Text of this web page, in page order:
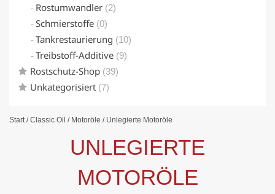
Rostumwandler (2)
Schmierstoffe (0)
Tankrestaurierung (10)
Treibstoff-Additive (9)
Rostschutz-Shop (39)
Unkategorisiert (7)
Start/Classic Oil / Motoröle / Unlegierte Motoröle
UNLEGIERTE
MOTORÖLE